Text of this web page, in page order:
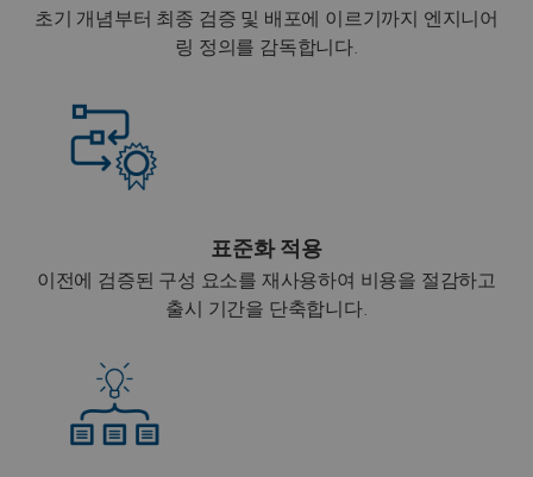
초기 개념부터 최종 검증 및 배포에 이르기까지 엔지니어
링 정의를 감독합니다.
표준화 적용
이전에 검증된 구성 요소를 재사용하여 비용을 절감하고
출시 기간을 단축합니다.